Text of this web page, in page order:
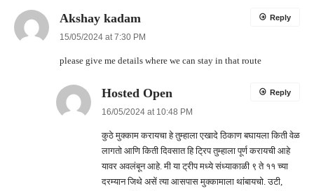
Akshay kadam
15/05/2024 at 7:30 PM
please give me details where we can stay in that route
Reply
Hosted Open
16/05/2024 at 10:48 PM
कुठे मुक्काम करायचा हे तुम्हाला एखादे ठिकाण बघायला किती वेळ
लागतो आणि किती दिवसात हि ट्रिप तुम्हाला पूर्ण करायची आहे
यावर अवलंबून आहे. मी या ट्रीप मध्ये संध्याकाळी ९ ते ११ च्या
दरम्यान जिथे असें त्या आसपास मुक्कामाला थांबायचो. उटी,
Reply